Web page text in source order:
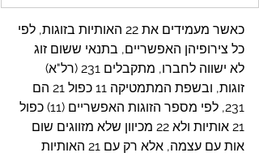
כאשר מעמידים את 22 האותיות בזוגות, לפי
כל צירופיהן האפשריים, בתנאי ששום זוג
לא ישווה לחברו, מתקבלים 231 (רל"א)
זוגות, ובשפת המתמטיקה 11 כפול 21 הם
231, לפי מספר הזוגות האפשריים (11) כפול
21 אותיות ולא 22 מכיוון שלא מזווגים שום
אות עם עצמה, אלא רק עם 21 האותיות